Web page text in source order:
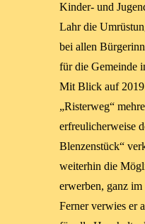
Kinder- und
Lahr die
bei allen
für die Gemeinde
Mit Blick auf 2019
„Risterweg“
erfreulicherweise
Blenzenstück“
weiterhin die
erwerben, ganz
Ferner verwies er